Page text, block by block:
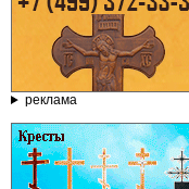
реклама